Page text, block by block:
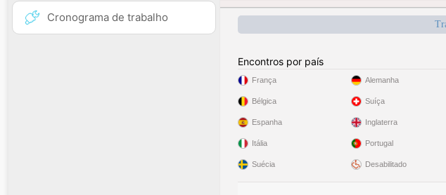
Cronograma de trabalho
Encontros por país
França
Bélgica
Espanha
Itália
Suécia
Alemanha
Suíça
Inglaterra
Portugal
Desabilitado